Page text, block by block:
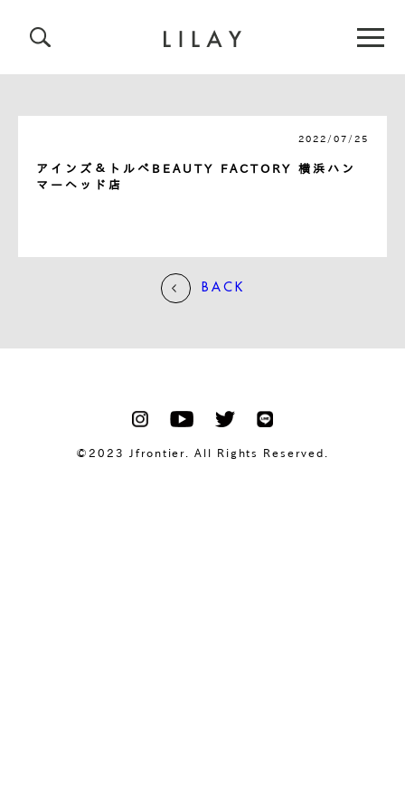
2022/07/25
アインズ＆トルペBEAUTY FACTORY 横浜ハン
マーヘッド店
BACK
©2023 Jfrontier. All Rights Reserved.